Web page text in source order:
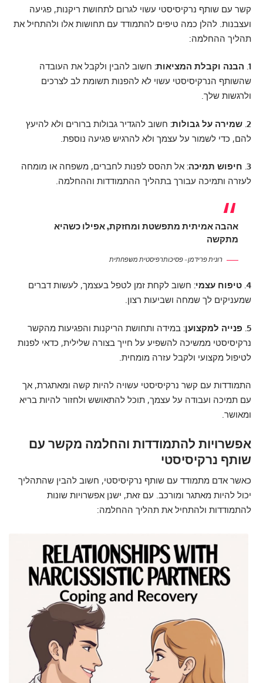
קשר עם שותף נרקיסיסטי עשוי לגרום לתחושת ריקנות, פגיעה
ועצבנות. להלן כמה טיפים להתמודד עם תחושות אלו ולהתחיל את
תהליך ההחלמה:
חשוב להבין ולקבל את העובדה
שהשותף הנרקיסיסטי עשוי לא להפנות תשומת לב לצרכים
ולרגשות שלך.
חשוב להגדיר גבולות ברורים ולא להיעץ
להם, כדי לשמור על עצמך ולא להרגיש פגיעה נוספת.
אל תהסס לפנות לחברים, משפחה או מומחה
לעזרה ותמיכה עבורך בתהליך ההתמודדות וההחלמה.
אהבה אמיתית מתפשטת ומחזקת, אפילו כשהיא
מתקשה
רונית פרידמן – פסיכותרפיסטית משפחתית
4. טיפוח עצמי:
חשוב לקחת זמן לטפל בעצמך, לעשות דברים
שמעניקים לך שמחה ושביעות רצון.
במידה ותחושת הריקנות והפגיעות מהקשר
נרקיסיסטי ממשיכה להשפיע על חייך בצורה שלילית, כדאי לפנות
לטיפול מקצועי ולקבל עזרה מומחית.
התמודדות עם קשר נרקיסיסטי עשויה להיות קשה ומאתגרת, אך
עם תמיכה ועבודה על עצמך, תוכל להתאושש ולחזור להיות בריא
ומאושר.
אפשרויות להתמודדות והחלמה מקשר עם
שותף נרקיסיסטי
כאשר אדם מתמודד עם שותף נרקיסיסטי, חשוב להבין שהתהליך
יכול להיות מאתגר ומורכב. עם זאת, ישנן אפשרויות שונות
להתמודדות ולהתחיל את תהליך ההחלמה: